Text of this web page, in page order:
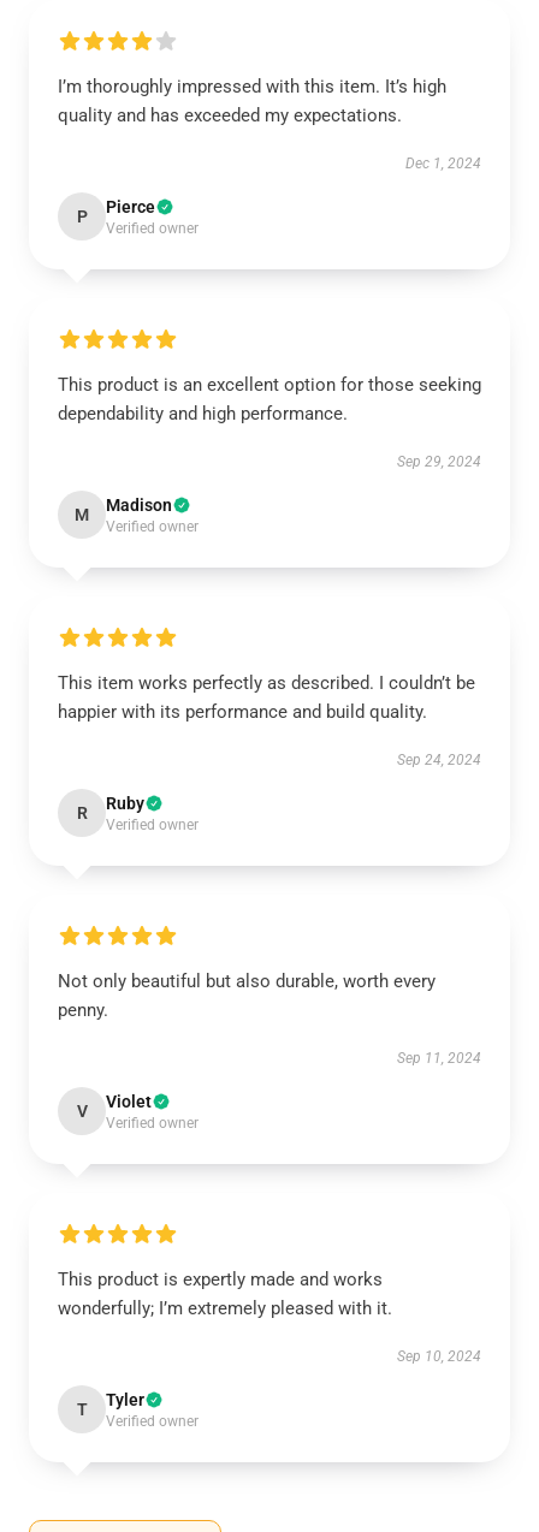
I’m thoroughly impressed with this item. It’s high
quality and has exceeded my expectations.
Dec 1, 2024
P Pierce
Verified owner
This product is an excellent option for those seeking
dependability and high performance.
Sep 29, 2024
M Madison
Verified owner
This item works perfectly as described. I couldn’t be
happier with its performance and build quality.
Sep 24, 2024
R Ruby
Verified owner
Not only beautiful but also durable, worth every
penny.
Sep 11, 2024
V Violet
Verified owner
This product is expertly made and works
wonderfully; I’m extremely pleased with it.
Sep 10, 2024
T Tyler
Verified owner